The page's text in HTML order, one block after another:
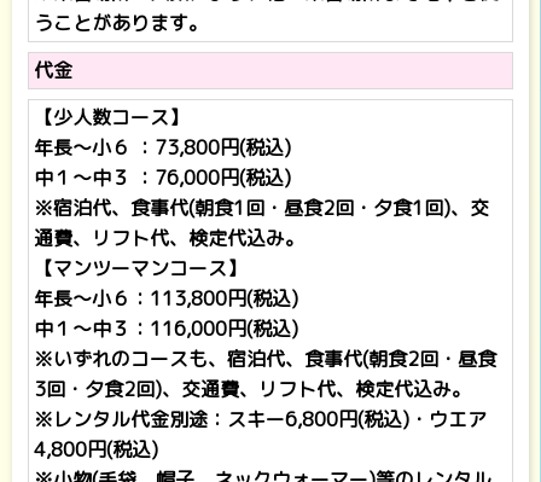
うことがあります。
代金
【少人数コース】
年長～小６ ：73,800円(税込)
中１～中３ ：76,000円(税込)
※宿泊代、食事代(朝食1回・昼食2回・夕食1回)、交
通費、リフト代、検定代込み。
【マンツーマンコース】
年長～小６：113,800円(税込)
中１～中３：116,000円(税込)
※いずれのコースも、宿泊代、食事代(朝食2回・昼食
3回・夕食2回)、交通費、リフト代、検定代込み。
※レンタル代金別途：スキー6,800円(税込)・ウエア
4,800円(税込)